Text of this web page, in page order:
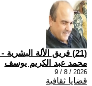
(21) فريق الألة البشرية - الحلقة السادسة
محمد عبد الكريم يوسف
2026 / 8 / 9
قضايا ثقافية